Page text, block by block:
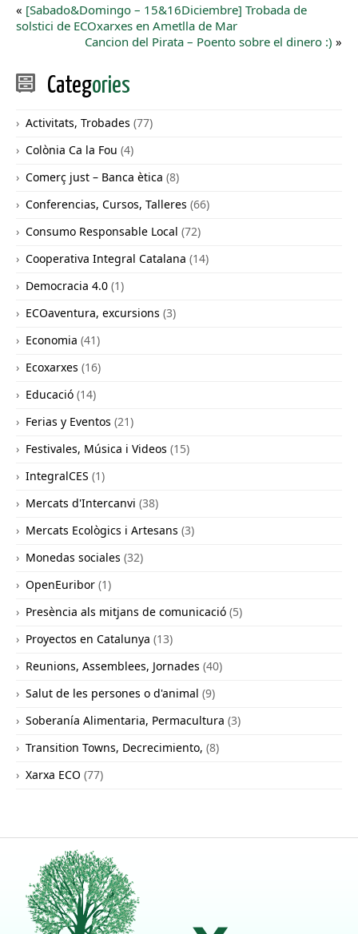
« [Sabado&Domingo – 15&16Diciembre] Trobada de
solstici de ECOxarxes en Ametlla de Mar
Cancion del Pirata – Poento sobre el dinero :) »
Categories
Activitats, Trobades (77)
Colònia Ca la Fou (4)
Comerç just – Banca ètica (8)
Conferencias, Cursos, Talleres (66)
Consumo Responsable Local (72)
Cooperativa Integral Catalana (14)
Democracia 4.0 (1)
ECOaventura, excursions (3)
Economia (41)
Ecoxarxes (16)
Educació (14)
Ferias y Eventos (21)
Festivales, Música i Videos (15)
IntegralCES (1)
Mercats d'Intercanvi (38)
Mercats Ecològics i Artesans (3)
Monedas sociales (32)
OpenEuribor (1)
Presència als mitjans de comunicació (5)
Proyectos en Catalunya (13)
Reunions, Assemblees, Jornades (40)
Salut de les persones o d'animal (9)
Soberanía Alimentaria, Permacultura (3)
Transition Towns, Decrecimiento, (8)
Xarxa ECO (77)